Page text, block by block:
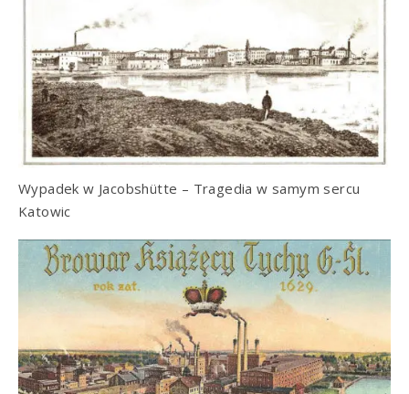
Wypadek w Jacobshütte – Tragedia w samym sercu
Katowic